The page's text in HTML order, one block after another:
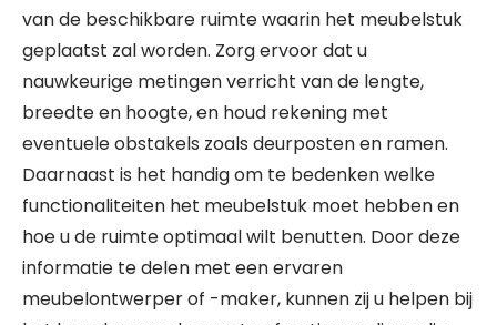
van de beschikbare ruimte waarin het meubelstuk
geplaatst zal worden. Zorg ervoor dat u
nauwkeurige metingen verricht van de lengte,
breedte en hoogte, en houd rekening met
eventuele obstakels zoals deurposten en ramen.
Daarnaast is het handig om te bedenken welke
functionaliteiten het meubelstuk moet hebben en
hoe u de ruimte optimaal wilt benutten. Door deze
informatie te delen met een ervaren
meubelontwerper of -maker, kunnen zij u helpen bij